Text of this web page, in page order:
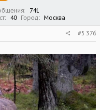
741
40 Город Москва
#5 376